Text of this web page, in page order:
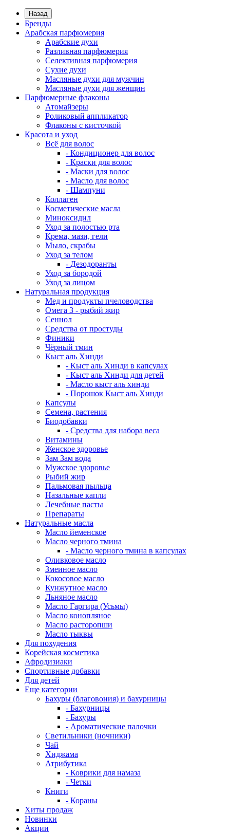
Назад
Бренды
Арабская парфюмерия
Арабские духи
Разливная парфюмерия
Селективная парфюмерия
Сухие духи
Масляные духи для мужчин
Масляные духи для женщин
Парфюмерные флаконы
Атомайзеры
Роликовый аппликатор
Флаконы с кисточкой
Красота и уход
Всё для волос
- Кондиционер для волос
- Краски для волос
- Маски для волос
- Масло для волос
- Шампуни
Коллаген
Косметические масла
Миноксидил
Уход за полостью рта
Крема, мази, гели
Мыло, скрабы
Уход за телом
- Дезодоранты
Уход за бородой
Уход за лицом
Натуральная продукция
Мед и продукты пчеловодства
Омега 3 - рыбий жир
Сеннол
Средства от простуды
Финики
Чёрный тмин
Кыст аль Хинди
- Кыст аль Хинди в капсулах
- Кыст аль Хинди для детей
- Масло кыст аль хинди
- Порошок Кыст аль Хинди
Капсулы
Семена, растения
Биодобавки
- Средства для набора веса
Витамины
Женское здоровье
Зам Зам вода
Мужское здоровье
Рыбий жир
Пальмовая пыльца
Назальные капли
Лечебные пасты
Препараты
Натуральные масла
Масло йеменское
Масло черного тмина
- Масло черного тмина в капсулах
Оливковое масло
Змеиное масло
Кокосовое масло
Кунжутное масло
Льняное масло
Масло Гаргира (Усьмы)
Масло конопляное
Масло расторопши
Масло тыквы
Для похудения
Корейская косметика
Афродизиаки
Спортивные добавки
Для детей
Еще категории
Бахуры (благовония) и бахурницы
- Бахурницы
- Бахуры
- Ароматические палочки
Светильники (ночники)
Чай
Хиджама
Атрибутика
- Коврики для намаза
- Четки
Книги
- Кораны
Хиты продаж
Новинки
Акции